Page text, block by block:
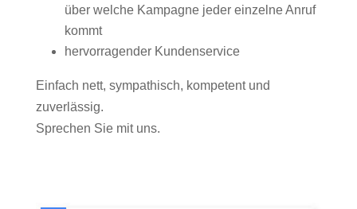
über welche Kampagne jeder einzelne Anruf
kommt
hervorragender Kundenservice
Einfach nett, sympathisch, kompetent und
zuverlässig.
Sprechen Sie mit uns.